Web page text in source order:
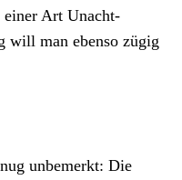
ein­er Art Unacht­
will man eben­so zügig
unbe­merkt: Die